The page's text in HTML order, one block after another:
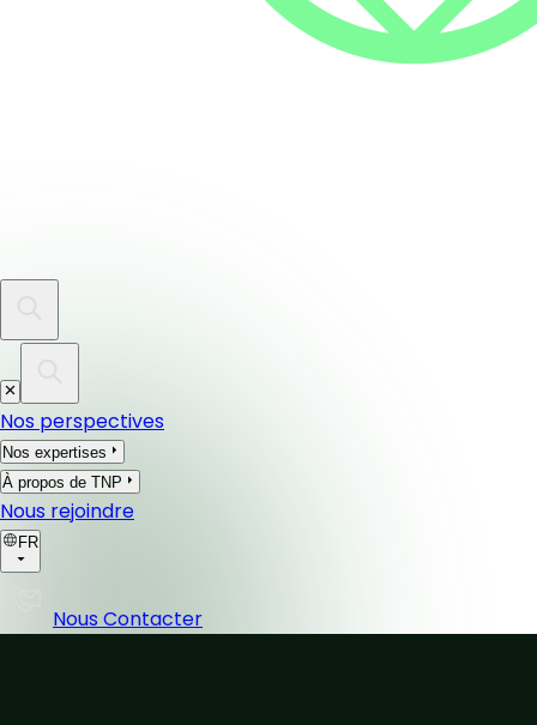
Nos perspectives
Nos expertises
À propos de TNP
Nous rejoindre
FR
Nous Contacter